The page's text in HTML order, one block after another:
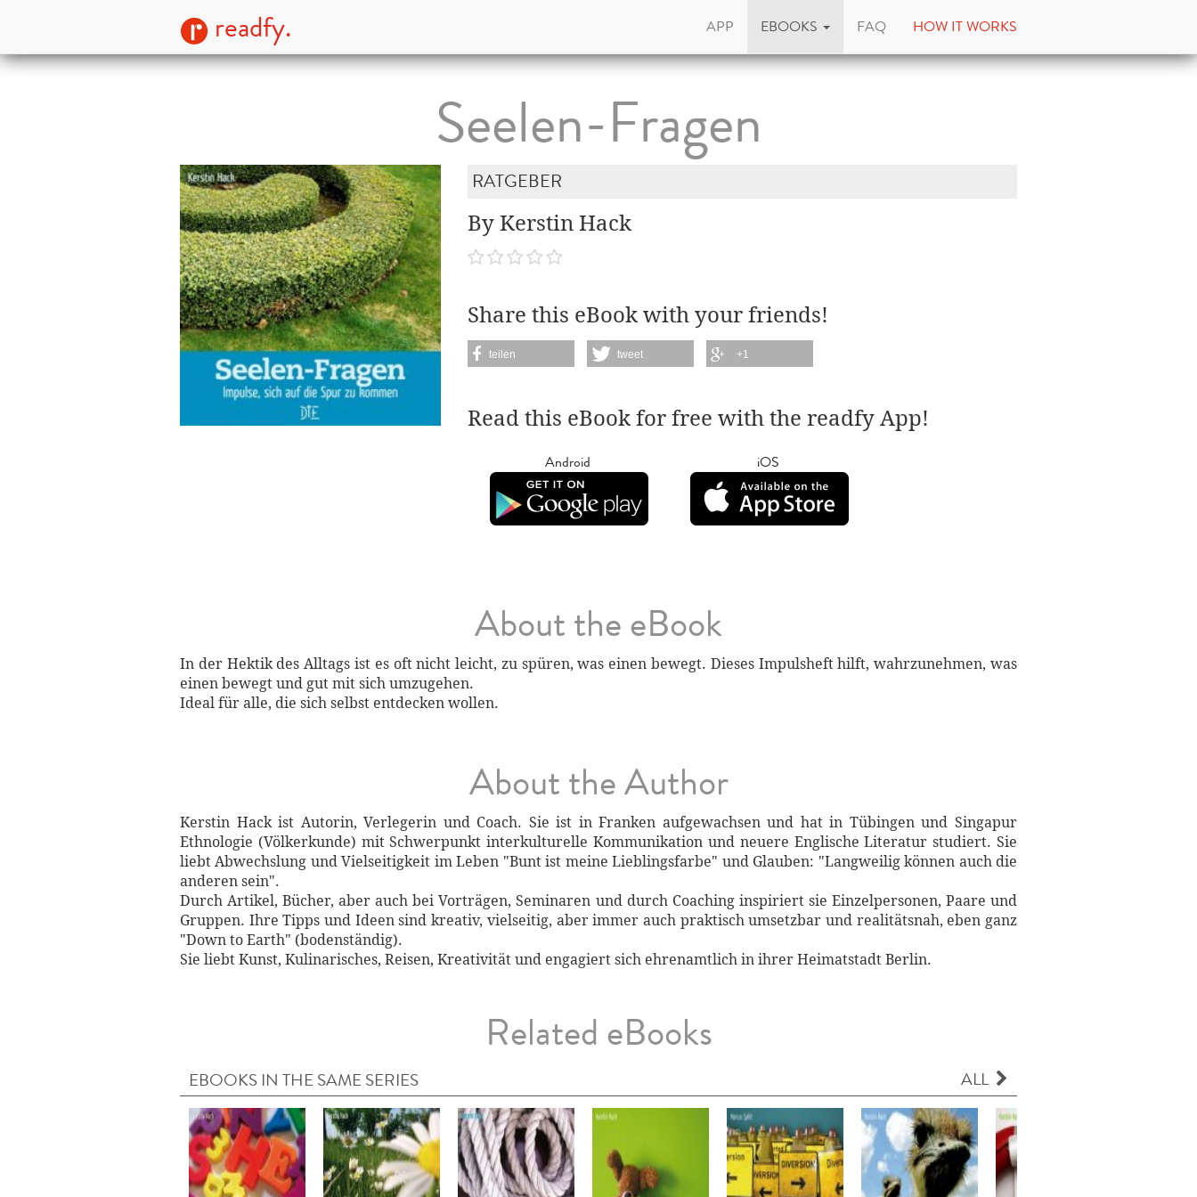
readfy. APP EBOOKS FAQ HOW IT WORKS
Seelen-Fragen
RATGEBER
By Kerstin Hack
Share this eBook with your friends!
teilen tweet +1
Read this eBook for free with the readfy App!
Android iOS
About the eBook
In der Hektik des Alltags ist es oft nicht leicht, zu spüren, was einen bewegt. Dieses Impulsheft hilft, wahrzunehmen, was
einen bewegt und gut mit sich umzugehen.
Ideal für alle, die sich selbst entdecken wollen.
About the Author
Kerstin Hack ist Autorin, Verlegerin und Coach. Sie ist in Franken aufgewachsen und hat in Tübingen und Singapur
Ethnologie (Völkerkunde) mit Schwerpunkt interkulturelle Kommunikation und neuere Englische Literatur studiert. Sie
liebt Abwechslung und Vielseitigkeit im Leben "Bunt ist meine Lieblingsfarbe" und Glauben: "Langweilig können auch die
anderen sein".
Durch Artikel, Bücher, aber auch bei Vorträgen, Seminaren und durch Coaching inspiriert sie Einzelpersonen, Paare und
Gruppen. Ihre Tipps und Ideen sind kreativ, vielseitig, aber immer auch praktisch umsetzbar und realitätsnah, eben ganz
"Down to Earth" (bodenständig).
Sie liebt Kunst, Kulinarisches, Reisen, Kreativität und engagiert sich ehrenamtlich in ihrer Heimatstadt Berlin.
Related eBooks
EBOOKS IN THE SAME SERIES ALL